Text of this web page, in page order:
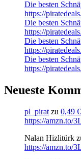
Die besten
https://
Die besten
https://
Die besten
https://
Die besten
https://
Neueste
pl_pirat zu 0,49
https://amzn.to/
Nalan Hizlitürk
https://amzn.to/